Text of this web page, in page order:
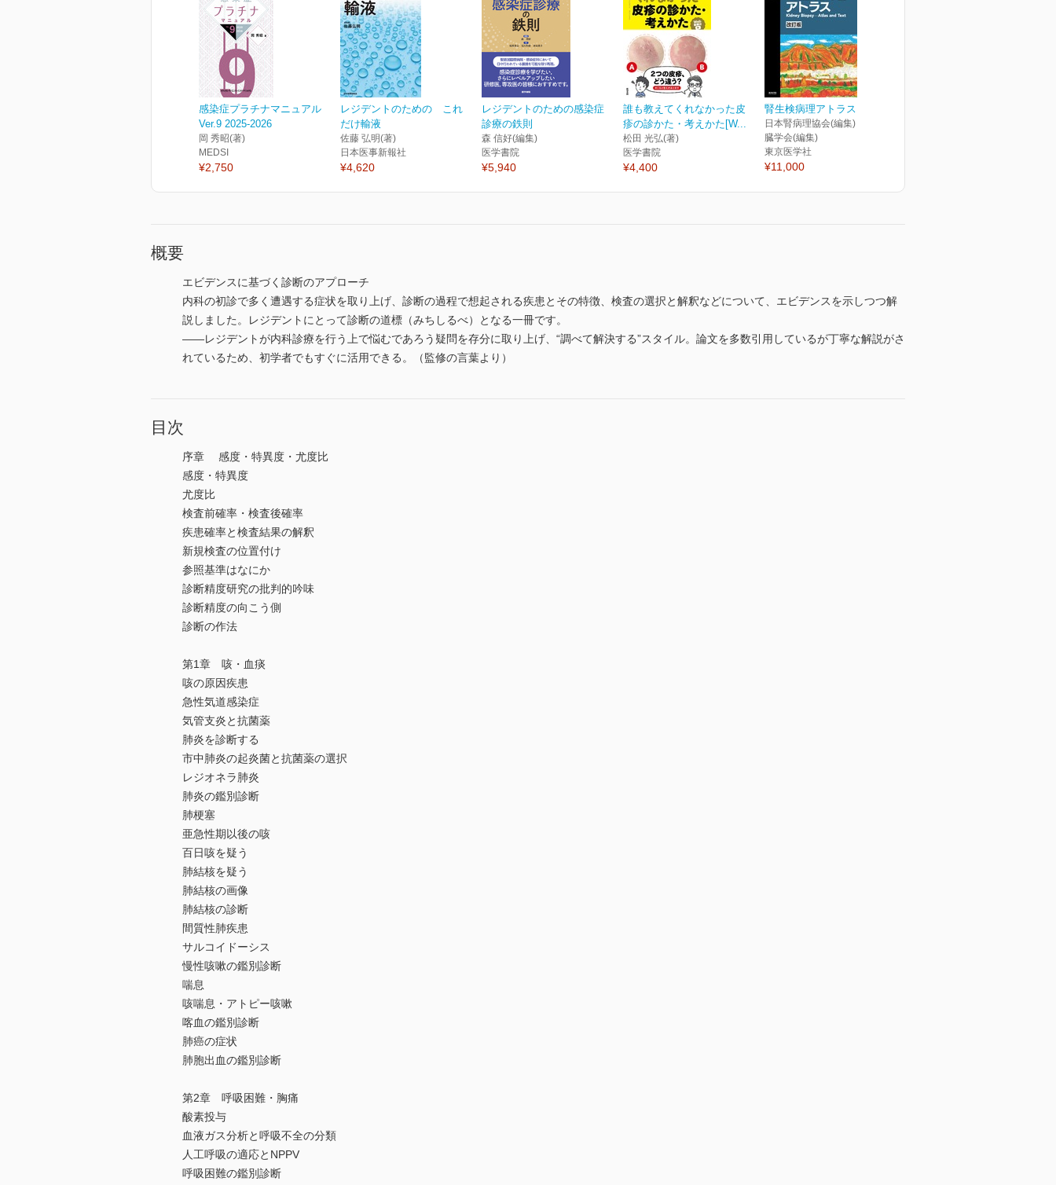
感染症プラチナマニュアル
Ver.9 2025-2026
岡 秀昭(著)
MEDSI
¥2,750
レジデントのための これ
だけ輸液
佐藤 弘明(著)
日本医事新報社
¥4,620
レジデントのための感染症
診療の鉄則
森 信好(編集)
医学書院
¥5,940
誰も教えてくれなかった皮
疹の診かた・考えかた[W...
松田 光弘(著)
医学書院
¥4,400
腎生検病理アトラス 改訂版
日本腎病理協会(編集) 日本腎
臓学会(編集)
東京医学社
¥11,000
概要
エビデンスに基づく診断のアプローチ
内科の初診で多く遭遇する症状を取り上げ、診断の過程で想起される疾患とその特徴、検査の選択と解釈などについて、エビデンスを示しつつ解
説しました。レジデントにとって診断の道標（みちしるべ）となる一冊です。
——レジデントが内科診療を行う上で悩むであろう疑問を存分に取り上げ、“調べて解決する”スタイル。論文を多数引用しているが丁寧な解説がさ
れているため、初学者でもすぐに活用できる。（監修の言葉より）
目次
序章 感度・特異度・尤度比
感度・特異度
尤度比
検査前確率・検査後確率
疾患確率と検査結果の解釈
新規検査の位置付け
参照基準はなにか
診断精度研究の批判的吟味
診断精度の向こう側
診断の作法
第1章 咳・血痰
咳の原因疾患
急性気道感染症
気管支炎と抗菌薬
肺炎を診断する
市中肺炎の起炎菌と抗菌薬の選択
レジオネラ肺炎
肺炎の鑑別診断
肺梗塞
亜急性期以後の咳
百日咳を疑う
肺結核を疑う
肺結核の画像
肺結核の診断
間質性肺疾患
サルコイドーシス
慢性咳嗽の鑑別診断
喘息
咳喘息・アトピー咳嗽
喀血の鑑別診断
肺癌の症状
肺胞出血の鑑別診断
第2章 呼吸困難・胸痛
酸素投与
血液ガス分析と呼吸不全の分類
人工呼吸の適応とNPPV
呼吸困難の鑑別診断